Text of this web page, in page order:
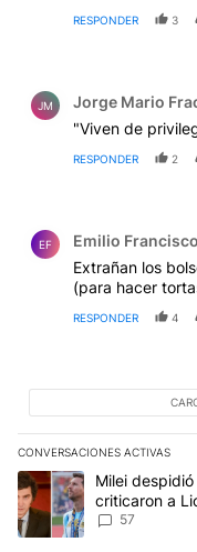
RESPONDER 3
JM Jorge Mario
"Viven de
RESPONDER 2
EF Emilio Francisco
Extrañan los
(para hacer
RESPONDER 4
CONVERSACIONES ACTIVAS
Este listado muestra los
Un artículo de
Milei
criticaron a
anti-Messi”
57